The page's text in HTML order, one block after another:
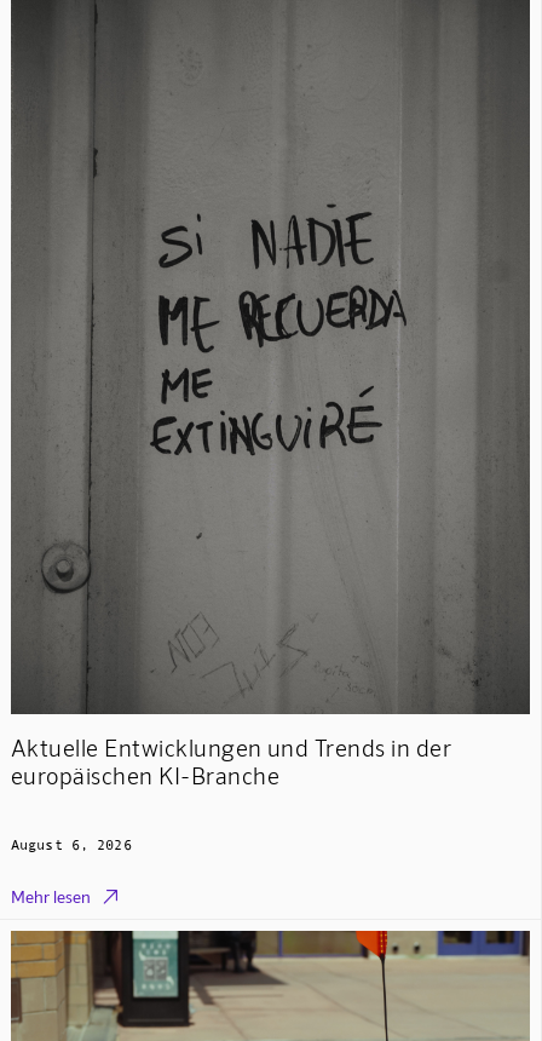
Aktuelle Entwicklungen und Trends in der
europäischen KI-Branche
August 6, 2026
Mehr lesen 